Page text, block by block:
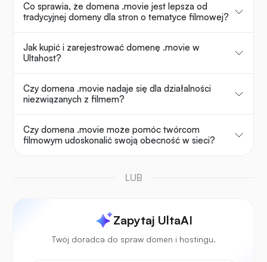
Co sprawia, że domena .movie jest lepsza od
tradycyjnej domeny dla stron o tematyce filmowej?
Jak kupić i zarejestrować domenę .movie w
Ultahost?
Czy domena .movie nadaje się dla działalności
niezwiązanych z filmem?
Czy domena .movie może pomóc twórcom
filmowym udoskonalić swoją obecność w sieci?
LUB
Zapytaj UltaAI
Twój doradca do spraw domen i hostingu.